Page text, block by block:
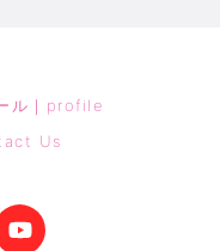
ル｜profile
Us